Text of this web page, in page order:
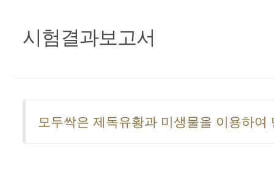
시험결과보고서
모두싹은 제독유황과 미생물을 이용하